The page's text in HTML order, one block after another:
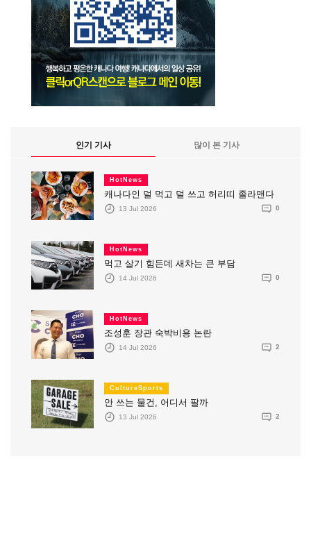
인기 기사 많이 본 기사
HotNews
캐나다인 덜 먹고 덜 쓰고 허리띠 졸라맨다
13 Jul 2026 0
HotNews
먹고 살기 힘든데 새차는 큰 부담
14 Jul 2026 0
HotNews
조성훈 장관 숙박비용 논란
14 Jul 2026 2
CultureSports
안 쓰는 물건, 어디서 팔까
13 Jul 2026 2